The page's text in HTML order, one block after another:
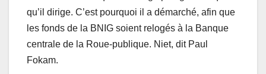
qu’il dirige. C’est pourquoi il a démarché, afin que
les fonds de la BNIG soient relogés à la Banque
centrale de la Roue-publique. Niet, dit Paul
Fokam.